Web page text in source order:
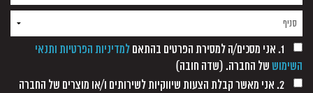
1. אני מסכים/ה למסירת הפרטים בהתאם
למדיניות הפרטיות ותנאי
השימוש של החברה. (שדה חובה)
2. אני מאשר קבלת הצעות שיווקיות לשירותים ו/או מוצרים של החברה